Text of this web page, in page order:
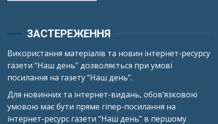
ЗАСТЕРЕЖЕННЯ
Використання матеріалів та новин інтернет-ресурсу
газети “Наш день” дозволяється при умові
посилання на газету “Наш день”.
Для новинних та інтернет-видань, обов’язковою
умовою має бути пряме гіпер-посилання на
інтернет-ресурс газети “Наш день” в першому